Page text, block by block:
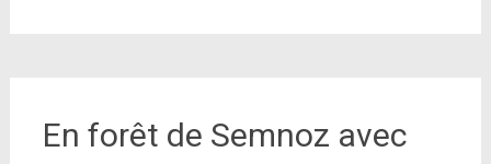
En forêt de Semnoz avec